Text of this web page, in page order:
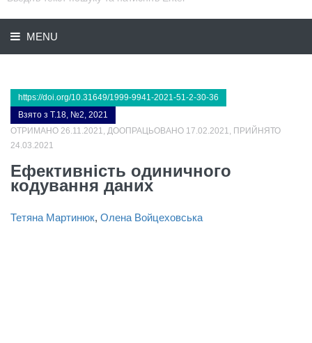
MENU
https://doi.org/10.31649/1999-9941-2021-51-2-30-36
Взято з Т.18, №2, 2021
ОТРИМАНО 26.11.2021, ДООПРАЦЬОВАНО 17.02.2021, ПРИЙНЯТО
24.03.2021
Ефективність одиничного
кодування даних
Тетяна Мартинюк, Олена Войцеховська